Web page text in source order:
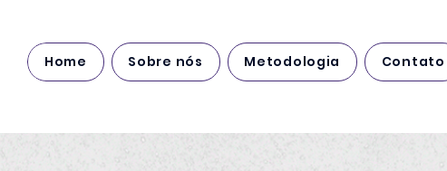
Home Sobre nós Metodologia Contato